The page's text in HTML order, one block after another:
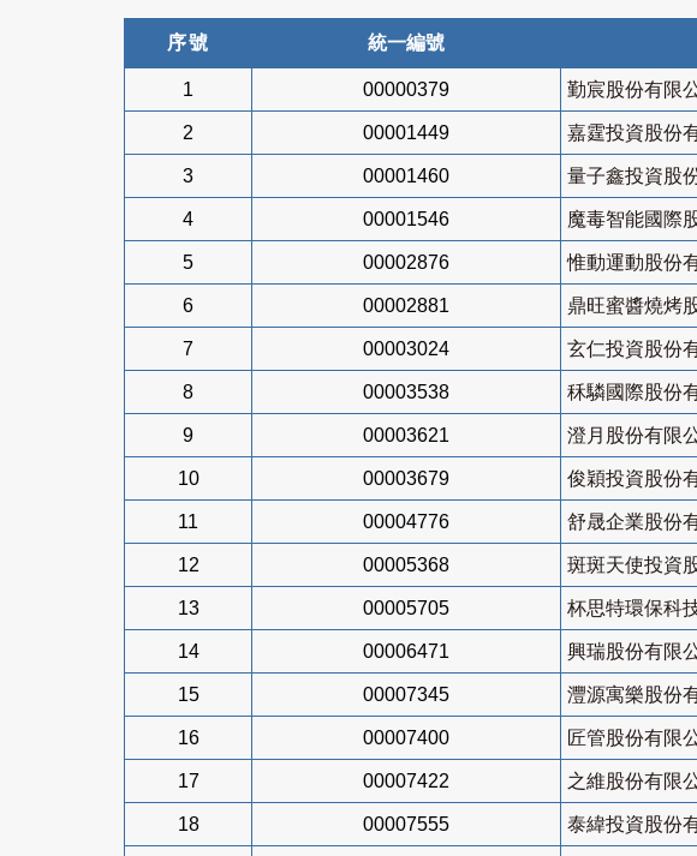
序號 統一編號
1 00000379 勤宸股份有限
2 00001449 嘉霆投資股份
3 00001460 量子鑫投資股
4 00001546 魔毒智能國際
5 00002876 惟動運動股份
6 00002881 鼎旺蜜醬燒烤
7 00003024 玄仁投資股份
8 00003538 秝驎國際股份
9 00003621 澄月股份有限
10 00003679 俊穎投資股份
11 00004776 舒晟企業股份
12 00005368 斑斑天使投資
13 00005705 杯思特環保科
14 00006471 興瑞股份有限
15 00007345 灃源寓樂股份
16 00007400 匠管股份有限
17 00007422 之維股份有限
18 00007555 泰緯投資股份